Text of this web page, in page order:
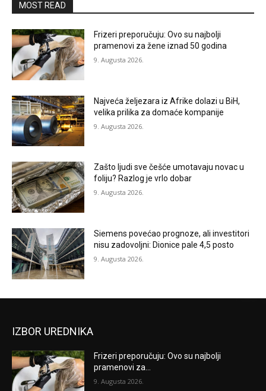
MOST READ
Frizeri preporučuju: Ovo su najbolji
pramenovi za žene iznad 50 godina
9. Augusta 2026.
Najveća željezara iz Afrike dolazi u BiH,
velika prilika za domaće kompanije
9. Augusta 2026.
Zašto ljudi sve češće umotavaju novac u
foliju? Razlog je vrlo dobar
9. Augusta 2026.
Siemens povećao prognoze, ali investitori
nisu zadovoljni: Dionice pale 4,5 posto
9. Augusta 2026.
IZBOR UREDNIKA
Frizeri preporučuju: Ovo su najbolji
pramenovi za...
9. Augusta 2026.